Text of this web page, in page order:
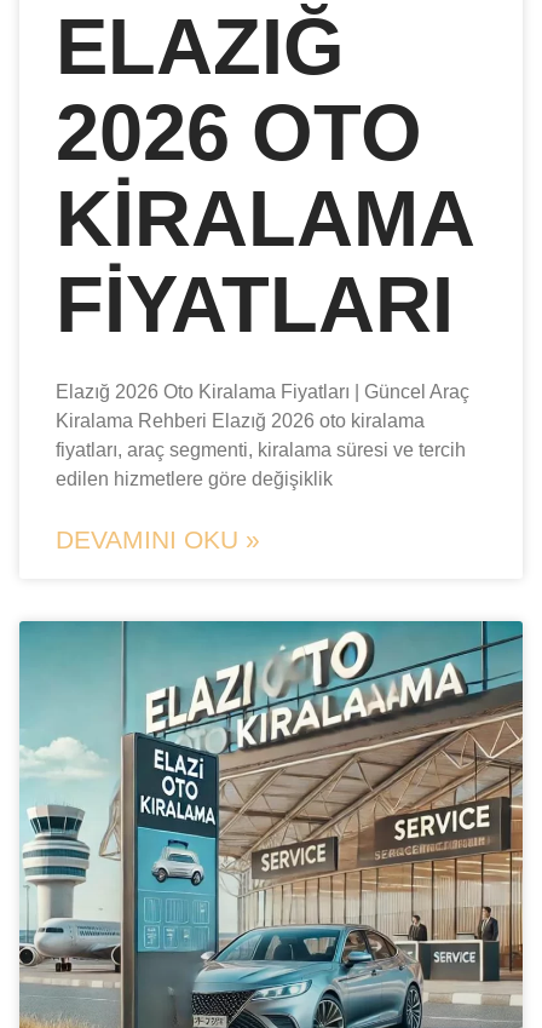
ELAZIĞ
2026 OTO
KIRALAMA
FIYATLARI
Elazığ 2026 Oto Kiralama Fiyatları | Güncel Araç
Kiralama Rehberi Elazığ 2026 oto kiralama
fiyatları, araç segmenti, kiralama süresi ve tercih
edilen hizmetlere göre değişiklik
DEVAMINI OKU »